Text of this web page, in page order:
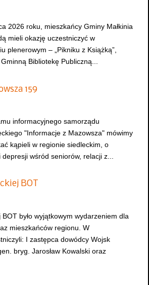
2026 roku, mieszkańcy Gminy Małkinia
mieli okazję uczestniczyć w
plenerowym – „Pikniku z Książką”,
Bibliotekę Publiczną...
159
informacyjnego samorządu
"Informacje z Mazowsza" mówimy
kąpieli w regionie siedleckim, o
wśród seniorów, relacji z...
BOT
było wyjątkowym wydarzeniem dla
mieszkańców regionu. W
I zastępca dowódcy Wojsk
bryg. Jarosław Kowalski oraz